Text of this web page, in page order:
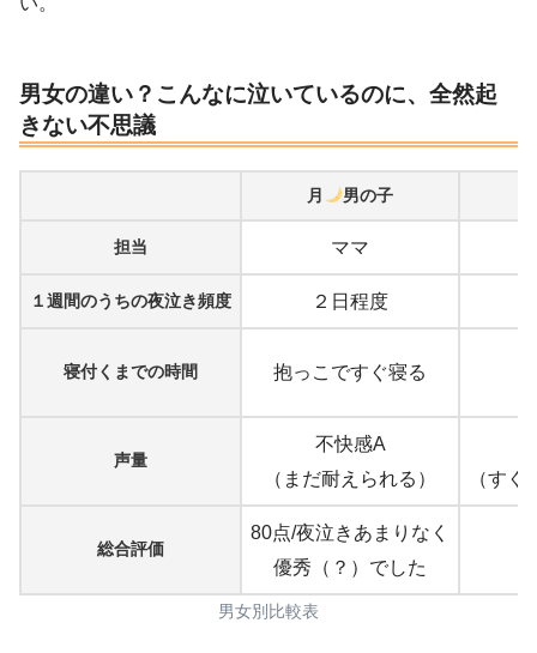
男女の違い？こんなに泣いているのに、全然起
きない不思議
月 男の子
担当 ママ
１週間のうちの夜泣き頻度 ２日程度
寝付くまでの時間 抱っこですぐ寝る
声量
不快感A
（まだ耐えられる）
（す
総合評価
80点/夜泣きあまりなく
優秀（？）でした
男女別比較表